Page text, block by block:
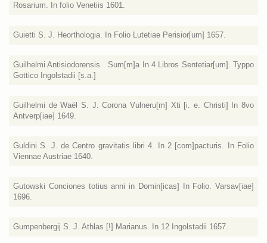
Rosarium. In folio Venetiis 1601.
Guietti S. J. Heorthologia. In Folio Lutetiae Perisior[um] 1657.
Guilhelmi Antisiodorensis . Sum[m]a In 4 Libros Sentetiar[um]. Typpo
Gottico Ingolstadii [s.a.]
Guilhelmi de Waël S. J. Corona Vulneru[m] Xti [i. e. Christi] In 8vo
Antverp[iae] 1649.
Guldini S. J. de Centro gravitatis libri 4. In 2 [com]pacturis. In Folio
Viennae Austriae 1640.
Gutowski Conciones totius anni in Domin[icas] In Folio. Varsav[iae]
1696.
Gumpenbergij S. J. Athlas [!] Marianus. In 12 Ingolstadii 1657.